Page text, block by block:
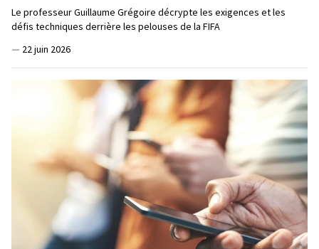
Le professeur Guillaume Grégoire décrypte les exigences et les
défis techniques derrière les pelouses de la FIFA
— 22 juin 2026